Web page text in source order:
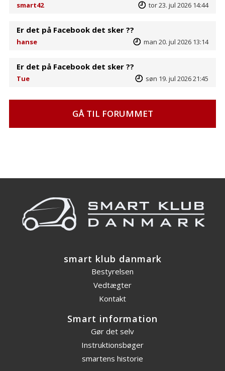
smart42 tor 23. jul 2026 14:44
Er det på Facebook det sker ??
hanse man 20. jul 2026 13:14
Er det på Facebook det sker ??
Tue søn 19. jul 2026 21:45
GÅ TIL FORUMMET
smart klub danmark
Bestyrelsen
Vedtægter
Kontakt
Smart information
Gør det selv
Instruktionsbøger
smartens historie